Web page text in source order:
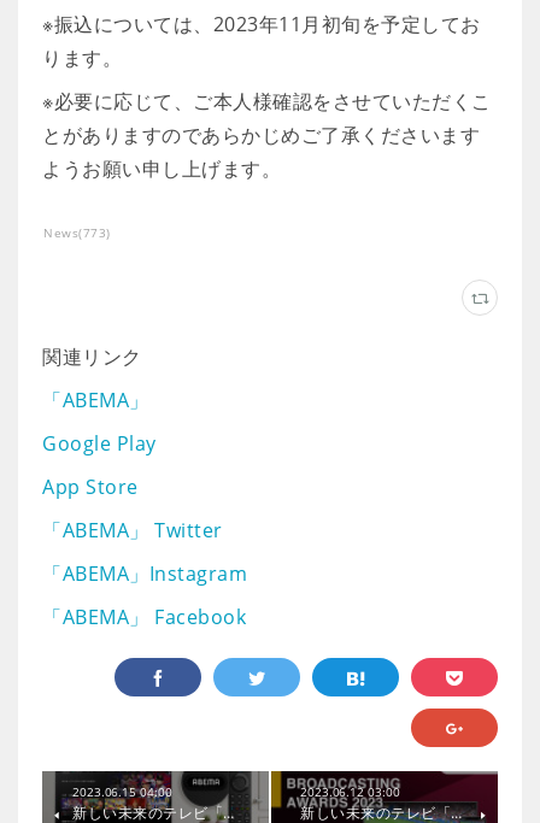
※振込については、2023年11月初旬を予定してお
ります。
※必要に応じて、ご本人様確認をさせていただくこ
とがありますのであらかじめご了承くださいます
ようお願い申し上げます。
News(773)
関連リンク
「ABEMA」
Google Play
App Store
「ABEMA」 Twitter
「ABEMA」Instagram
「ABEMA」 Facebook
2023.06.15 04:00
新しい未来のテレビ「…
2023.06.12 03:00
新しい未来のテレビ「…